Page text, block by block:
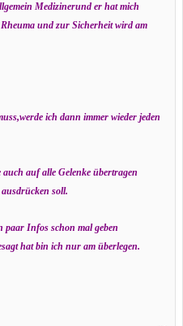
Medizinerund er hat mich
und zur Sicherheit wird am
ich dann immer wieder jeden
auf alle Gelenke übertragen
soll.
Infos schon mal geben
hat bin ich nur am überlegen.